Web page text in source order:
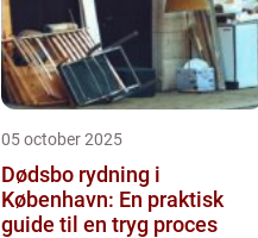
05 october 2025
Dødsbo rydning i
København: En praktisk
guide til en tryg proces